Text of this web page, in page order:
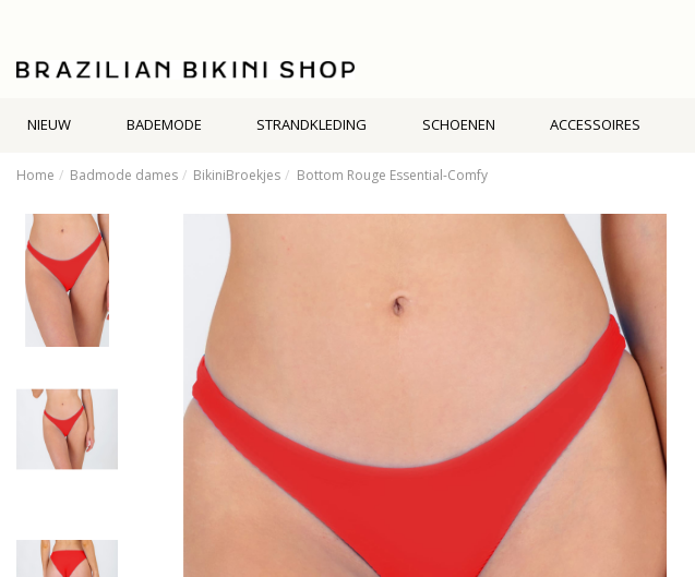
NIEUW BADEMODE STRANDKLEDING SCHOENEN ACCESSOIRES
Home Badmode dames BikiniBroekjes Bottom Rouge Essential-Comfy